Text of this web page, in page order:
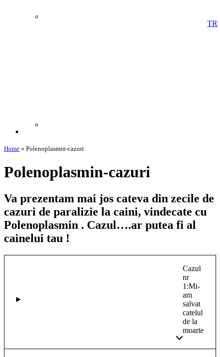
TR
Home » Polenoplasmin-cazuri
Polenoplasmin-cazuri
Va prezentam mai jos cateva din zecile de
cazuri de paralizie la caini, vindecate cu
Polenoplasmin . Cazul….ar putea fi al
cainelui tau !
Cazul
nr
1:Mi-
am
salvat
catelul
de la
moarte